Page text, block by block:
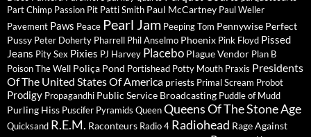
Part Chimp Passion Pit Patti Smith Paul McCartney Paul Weller
Pavement Paws Peace Pearl Jam Peeping Tom Pennywise Perfect
Pussy Peter Doherty Pharrell Phil Anselmo Phoenix Pink Floyd Pissed
Jeans Pity Sex Pixies PJ Harvey Placebo Plague Vendor Plan B
Poison The Well Poliça Pond Portishead Potty Mouth Praxis Presidents
Of The United States Of America priests Primal Scream Probot
Prodigy Propagandhi Public Service Broadcasting Puddle of Mudd
Purling Hiss Puscifer Pyramids QueenQueens Of The Stone Age
Quicksand R.E.M. Raconteurs Radio 4 Radiohead Rage Against